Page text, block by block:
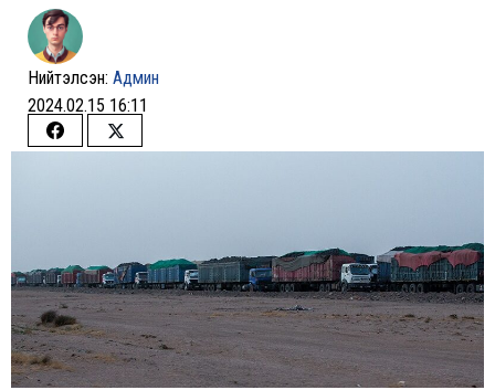
Нийтэлсэн: Админ
2024.02.15 16:11
Share
Share